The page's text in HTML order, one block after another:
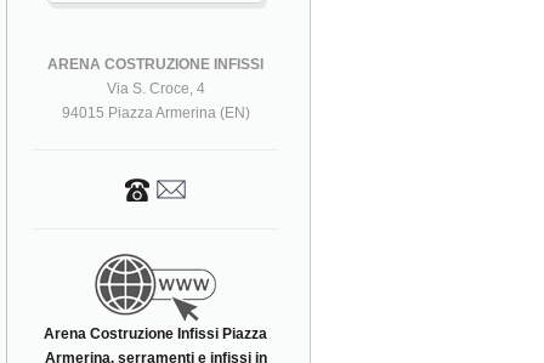
ARENA COSTRUZIONE INFISSI
Via S. Croce, 4
94015 Piazza Armerina (EN)
Arena Costruzione Infissi Piazza
Armerina, serramenti e infissi in